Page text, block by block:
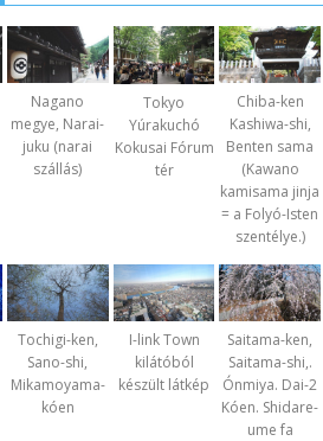
Nagano
megye, Narai-
juku (narai
szállás)
Tokyo
Yúrakuchó
Kokusai Fórum
tér
Chiba-ken
Kashiwa-shi,
Benten sama
(Kawano
kamisama jinja
= a Folyó-Isten
szentélye.)
Tochigi-ken,
Sano-shi,
Mikamoyama-
kóen
I-link Town
kilátóból
készült látkép
Saitama-ken,
Saitama-shi,.
Ónmiya. Dai-2
Kóen. Shidare-
ume fa